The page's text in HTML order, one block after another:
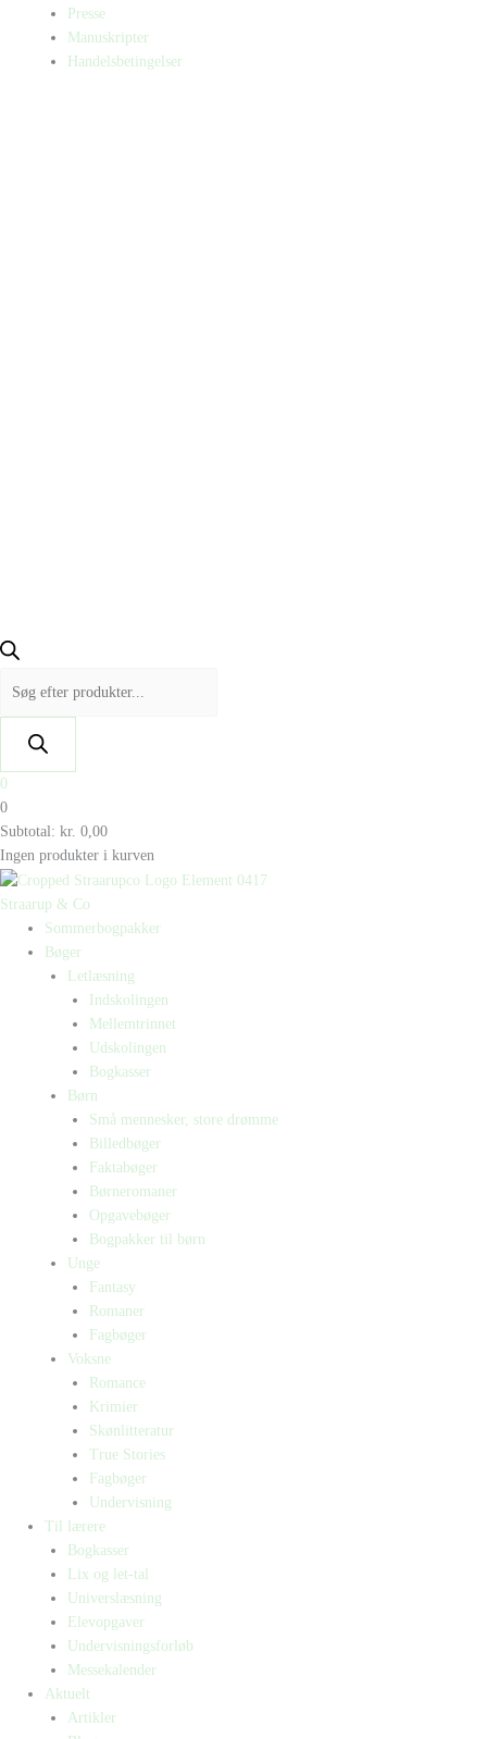
Presse
Manuskripter
Handelsbetingelser
0
0
Subtotal: kr. 0,00
Ingen produkter i kurven
Straarup & Co
Sommerbogpakker
Bøger
Letlæsning
Indskolingen
Mellemtrinnet
Udskolingen
Bogkasser
Børn
Små mennesker, store drømme
Billedbøger
Faktabøger
Børneromaner
Opgavebøger
Bogpakker til børn
Unge
Fantasy
Romaner
Fagbøger
Voksne
Romance
Krimier
Skønlitteratur
True Stories
Fagbøger
Undervisning
Til lærere
Bogkasser
Lix og let-tal
Universlæsning
Elevopgaver
Undervisningsforløb
Messekalender
Aktuelt
Artikler